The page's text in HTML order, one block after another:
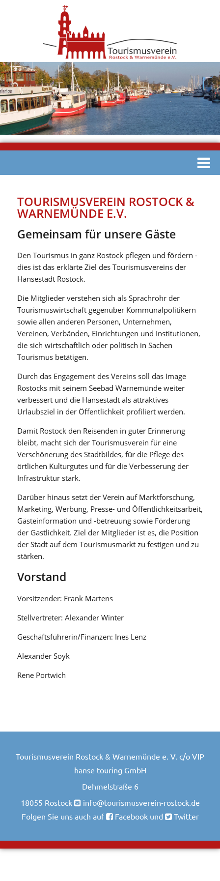
TOURISMUSVEREIN ROSTOCK &
WARNEMÜNDE E.V.
Gemeinsam für unsere Gäste
Den Tourismus in ganz Rostock pflegen und fördern -
dies ist das erklärte Ziel des Tourismusvereins der
Hansestadt Rostock.
Die Mitglieder verstehen sich als Sprachrohr der
Tourismuswirtschaft gegenüber Kommunalpolitikern
sowie allen anderen Personen, Unternehmen,
Vereinen, Verbänden, Einrichtungen und Institutionen,
die sich wirtschaftlich oder politisch in Sachen
Tourismus betätigen.
Durch das Engagement des Vereins soll das Image
Rostocks mit seinem Seebad Warnemünde weiter
verbessert und die Hansestadt als attraktives
Urlaubsziel in der Öffentlichkeit profiliert werden.
Damit Rostock den Reisenden in guter Erinnerung
bleibt, macht sich der Tourismusverein für eine
Verschönerung des Stadtbildes, für die Pflege des
örtlichen Kulturgutes und für die Verbesserung der
Infrastruktur stark.
Darüber hinaus setzt der Verein auf Marktforschung,
Marketing, Werbung, Presse- und Öffentlichkeitsarbeit,
Gästeinformation und -betreuung sowie Förderung
der Gastlichkeit. Ziel der Mitglieder ist es, die Position
der Stadt auf dem Tourismusmarkt zu festigen und zu
stärken.
Vorstand
Vorsitzender: Frank Martens
Stellvertreter: Alexander Winter
Geschäftsführerin/Finanzen: Ines Lenz
Alexander Soyk
Rene Portwich
Tourismusverein Rostock & Warnemünde e. V. c/o VIP
hanse touring GmbH
Dehmelstraße 6
18055 Rostock
info@tourismusverein-rostock.de
Folgen Sie uns auch auf
Facebookund Twitter